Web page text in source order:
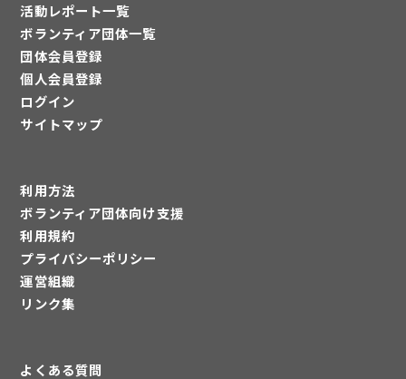
活動レポート一覧
ボランティア団体一覧
団体会員登録
個人会員登録
ログイン
サイトマップ
利用方法
ボランティア団体向け支援
利用規約
プライバシーポリシー
運営組織
リンク集
よくある質問